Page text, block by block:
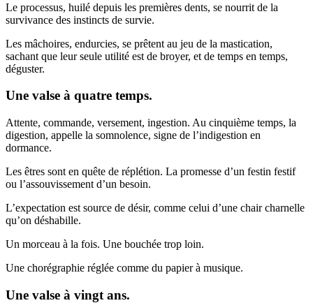
Le processus, huilé depuis les premières dents, se nourrit de la
survivance des instincts de survie.
Les mâchoires, endurcies, se prêtent au jeu de la mastication,
sachant que leur seule utilité est de broyer, et de temps en temps,
déguster.
Une valse à quatre temps.
Attente, commande, versement, ingestion. Au cinquième temps, la
digestion, appelle la somnolence, signe de l’indigestion en
dormance.
Les êtres sont en quête de réplétion. La promesse d’un festin festif
ou l’assouvissement d’un besoin.
L’expectation est source de désir, comme celui d’une chair charnelle
qu’on déshabille.
Un morceau à la fois. Une bouchée trop loin.
Une chorégraphie réglée comme du papier à musique.
Une valse à vingt ans.